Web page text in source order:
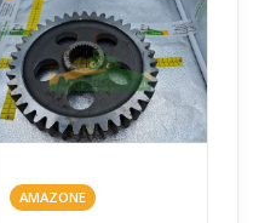
AMAZONE